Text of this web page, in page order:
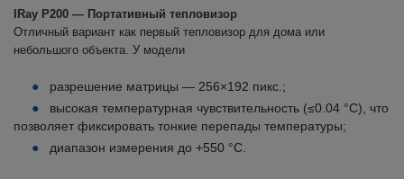
IRay P200 — Портативный тепловизор
Отличный вариант как первый тепловизор для дома или
небольшого объекта. У модели
разрешение матрицы — 256×192 пикс.;
высокая температурная чувствительность (≤0.04 °C), что
позволяет фиксировать тонкие перепады температуры;
диапазон измерения до +550 °C.